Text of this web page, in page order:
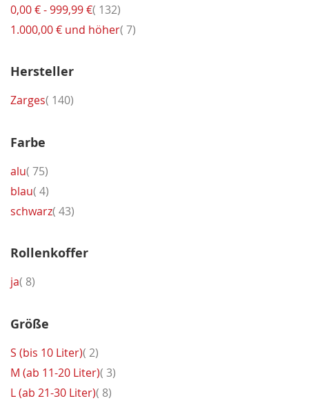
0,00 €-999,99 € 132Artikel
1.000,00 € und höher 7Artikel
Hersteller
Zarges 140Artikel
Farbe
alu 75Artikel
blau 4Artikel
schwarz 43Artikel
Rollenkoffer
ja 8Artikel
Größe
S (bis 10 Liter) 2Artikel
M (ab 11-20 Liter) 3Artikel
L (ab 21-30 Liter) 8Artikel